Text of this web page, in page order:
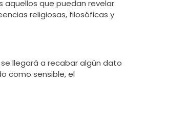
aquellos que puedan revelar
religiosas, filosóficas y
se llegará a recabar algún dato
como sensible, el